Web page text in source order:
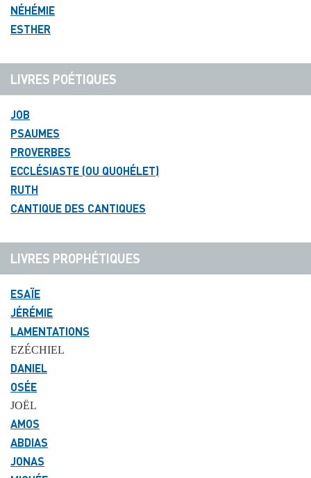
NÉHÉMIE
ESTHER
LIVRES POÉTIQUES
JOB
PSAUMES
PROVERBES
ECCLÉSIASTE (OU QUOHÉLET)
RUTH
CANTIQUE DES CANTIQUES
LIVRES PROPHÉTIQUES
ESAÏE
JÉRÉMIE
LAMENTATIONS
EZÉCHIEL
DANIEL
OSÉE
JOËL
AMOS
ABDIAS
JONAS